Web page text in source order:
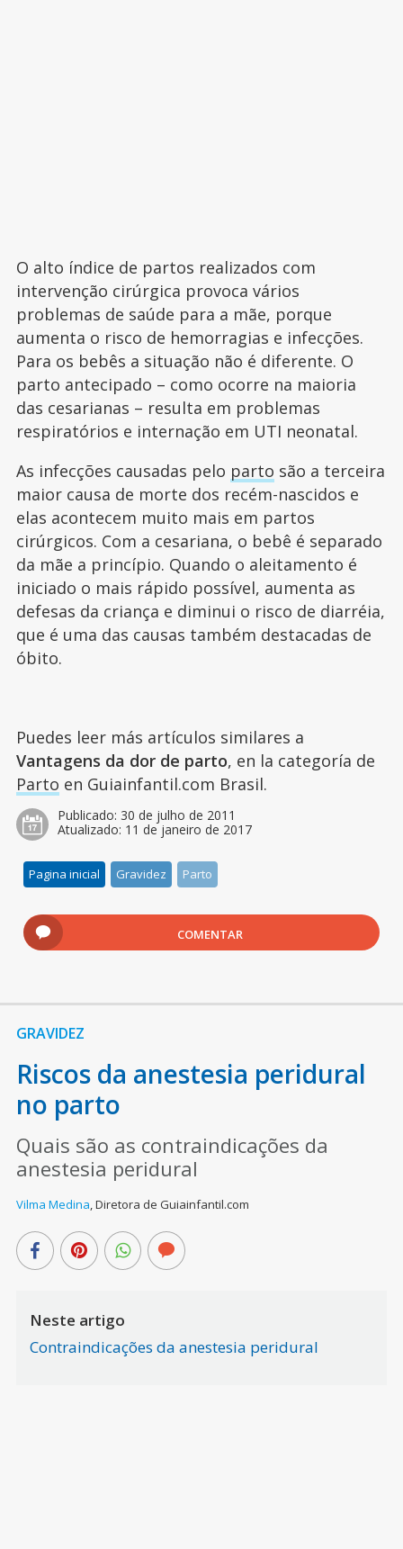
O alto índice de partos realizados com
intervenção cirúrgica provoca vários
problemas de saúde para a mãe, porque
aumenta o risco de hemorragias e infecções.
Para os bebês a situação não é diferente. O
parto antecipado – como ocorre na maioria
das cesarianas – resulta em problemas
respiratórios e internação em UTI neonatal.
As infecções causadas pelo parto são a terceira
maior causa de morte dos recém-nascidos e
elas acontecem muito mais em partos
cirúrgicos. Com a cesariana, o bebê é separado
da mãe a princípio. Quando o aleitamento é
iniciado o mais rápido possível, aumenta as
defesas da criança e diminui o risco de diarréia,
que é uma das causas também destacadas de
óbito.
Puedes leer más artículos similares a
Vantagens da dor de parto, en la categoría de
Parto en Guiainfantil.com Brasil.
Publicado: 30 de julho de 2011
Atualizado: 11 de janeiro de 2017
Pagina inicial Gravidez Parto
COMENTAR
GRAVIDEZ
Riscos da anestesia peridural
no parto
Quais são as contraindicações da
anestesia peridural
Vilma Medina,Diretora de Guiainfantil.com
Neste artigo
Contraindicações da anestesia peridural